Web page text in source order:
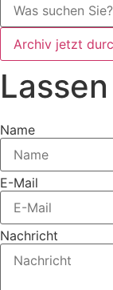
Archiv jetzt
Name
E-Mail
Nachricht